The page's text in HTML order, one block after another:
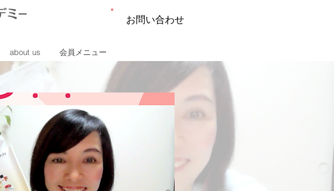
お問い合わせ
about us 会員メニュー